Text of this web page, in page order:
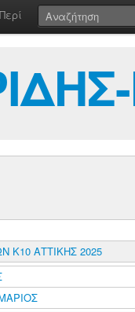
Περί
Κ10 ΑΤΤΙΚΗΣ 2025